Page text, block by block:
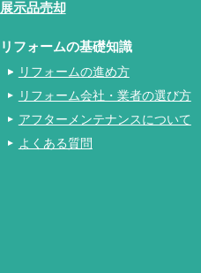
展示品売却
リフォームの基礎知識
リフォームの進め方
リフォーム会社・業者の選び方
アフターメンテナンスについて
よくある質問